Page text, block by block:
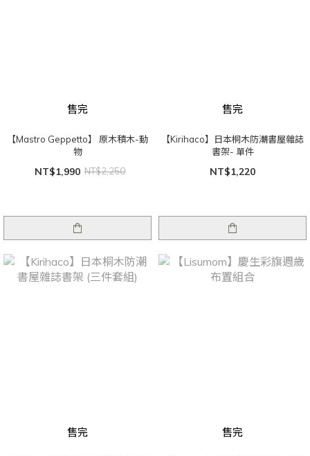
售完
【Mastro Geppetto】 原木積木-動
物
NT$1,990 NT$2,250
售完
【Kirihaco】日本桐木防潮書屋雜誌
書架- 單件
NT$1,220
售完 售完